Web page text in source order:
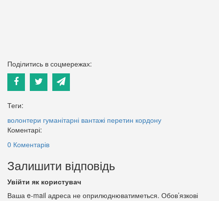
Поділитись в соцмережах:
Теги:
волонтери гуманітарні вантажі перетин кордону
Коментарі:
0 Коментарів
Залишити відповідь
Увійти як користувач
Ваша e-mail адреса не оприлюднюватиметься. Обов’язкові